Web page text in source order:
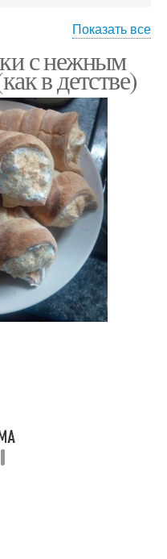
Показать все
с нежным
в детстве)